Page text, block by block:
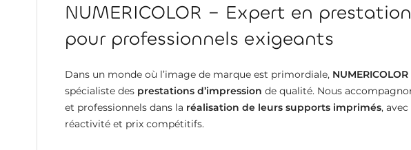
NUMERICOLOR – Expert en
pour professionnels exigeants
Dans un monde où l’image de marque est primordiale, NUMERICOLOR
spécialiste des prestations d’impression de qualité. Nous
et professionnels dans la réalisation de leurs supports imprimés,
réactivité et prix compétitifs.